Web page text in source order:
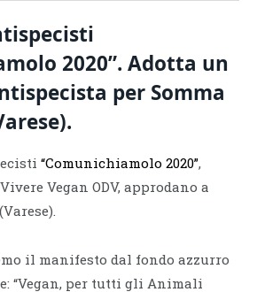
2020”. Adotta un
per Somma
“Comunichiamolo 2020”,
Vegan ODV, approdano a
il manifesto dal fondo azzurro
“Vegan, per tutti gli Animali